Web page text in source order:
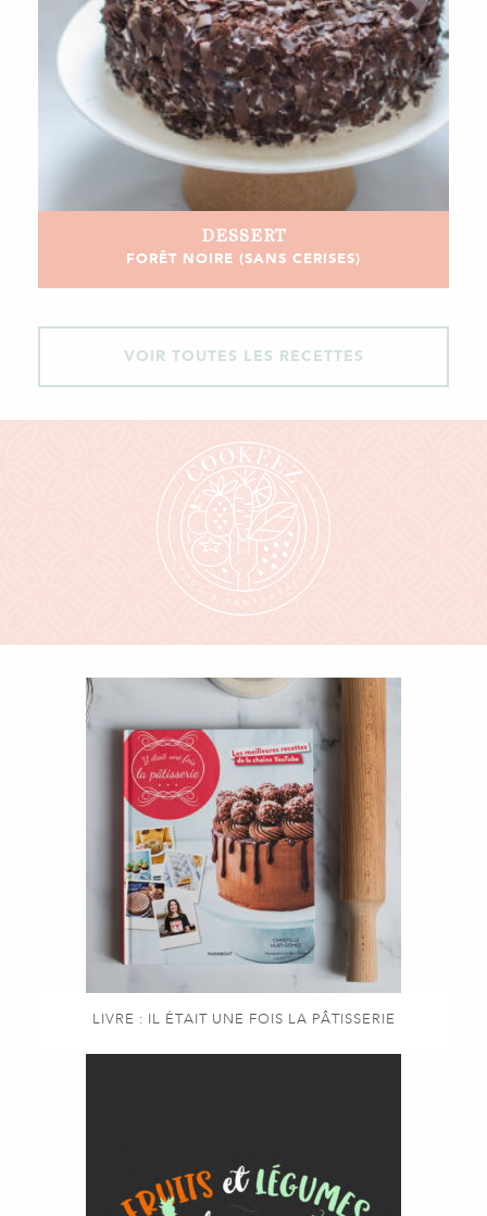
DESSERT
FORÊT NOIRE (SANS CERISES)
VOIR TOUTES LES RECETTES
LIVRE : IL ÉTAIT UNE FOIS LA PÂTISSERIE